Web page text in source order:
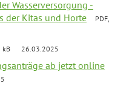
Wasserversorgung -
der Kitas und Horte
PDF,
kB 26.03.2025
ab jetzt online